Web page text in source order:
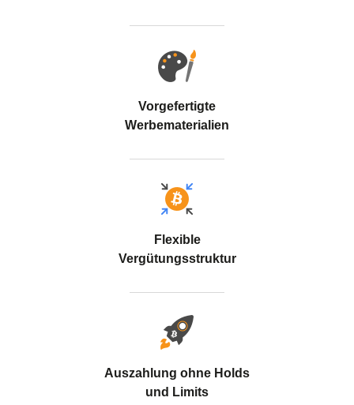
Vorgefertigte
Werbematerialien
Flexible
Vergütungsstruktur
Auszahlung ohne Holds
und Limits